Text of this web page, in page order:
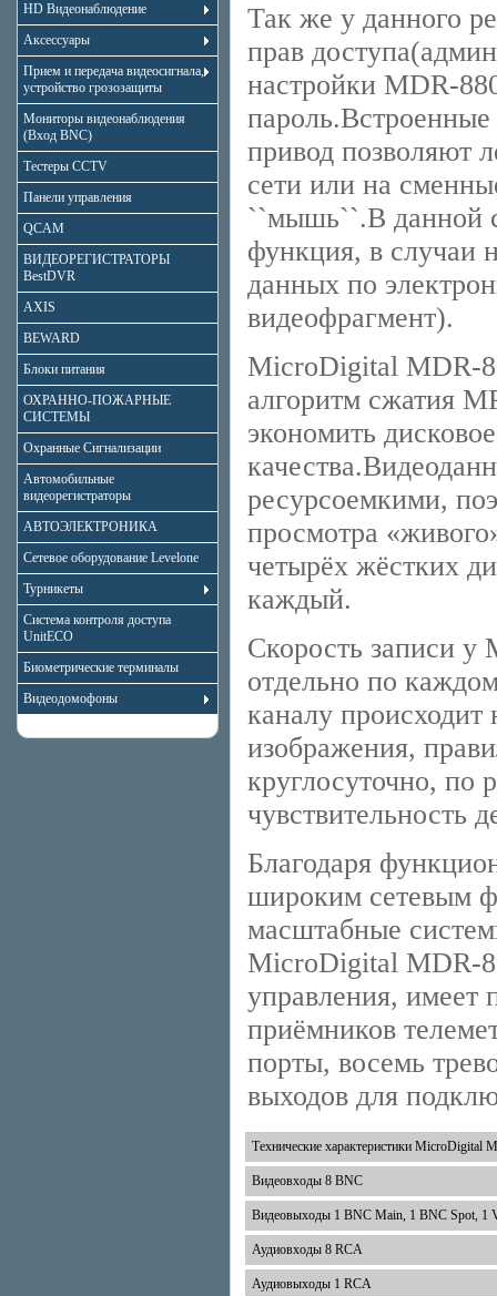
HD Видеонаблюдение
Аксессуары
Прием и передача видеосигнала,
устройство грозозащиты
Мониторы видеонаблюдения
(Вход BNC)
Тестеры CCTV
Панели управления
QCAM
ВИДЕОРЕГИСТРАТОРЫ
BestDVR
AXIS
BEWARD
Блоки питания
ОХРАННО-ПОЖАРНЫЕ
СИСТЕМЫ
Охранные Сигнализации
Автомобильные
видеорегистраторы
АВТОЭЛЕКТРОНИКА
Сетевое оборудование Levelone
Турникеты
Система контроля доступа
UnitECO
Биометрические терминалы
Видеодомофоны
Так же у данного
прав
настройки MDR-
привод позволяют
сети или на
``мышь``.В данной
функция, в случаи
данных по
видеофрагмент).
MicroDigital MDR-
алгоритм сжатия
экономить
ресурсоемкими,
просмотра
четырёх жёстких
каждый.
Скорость записи у
отдельно по
каналу происходит
изображения,
круглосуточно, по
чувствительность
Благодаря
широким сетевым
масштабные
MicroDigital MDR-
управления, имеет
приёмников
порты, восемь
выходов для
Технические характеристики MicroDigital
Видеовходы 8 BNC
Видеовыходы 1 BNC Main, 1 BNC Spot, 1
Аудиовходы 8 RCA
Аудиовыходы 1 RCA